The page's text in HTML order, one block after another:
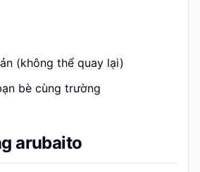
(không thể quay lại)
bè cùng trường
arubaito